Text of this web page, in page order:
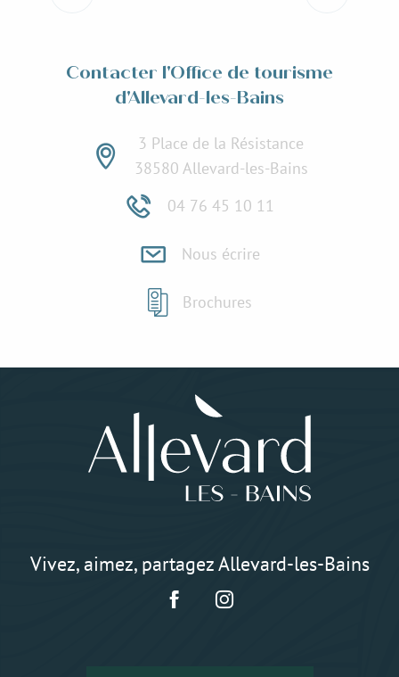
Contacter l'Office de tourisme
d'Allevard-les-Bains
3 Place de la Résistance
38580 Allevard-les-Bains
04 76 45 10 11
Nous écrire
Brochures
Vivez, aimez, partagez Allevard-les-Bains